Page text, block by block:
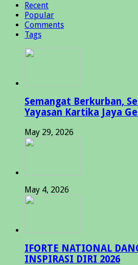
Recent
Popular
Comments
Tags
Semangat Berkurban,
Yayasan Kartika Jaya
May 29, 2026
May 4, 2026
IFORTE NATIONAL
INSPIRASI DIRI 2026